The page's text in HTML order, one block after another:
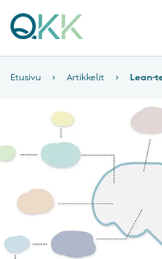
Etusivu › Artikkelit › Lean-